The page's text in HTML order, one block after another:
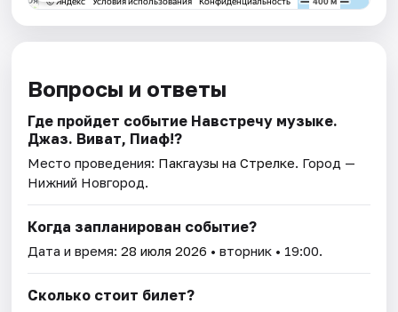
Вопросы и ответы
Где пройдет событие Навстречу музыке.
Джаз. Виват, Пиаф!?
Место проведения: Пакгаузы на Стрелке. Город —
Нижний Новгород.
Когда запланирован событие?
Дата и время:28 июля 2026 • вторник • 19:00.
Сколько стоит билет?